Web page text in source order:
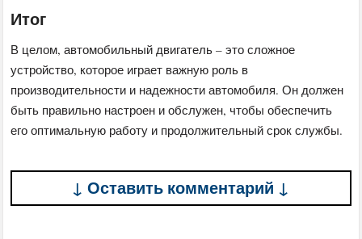
Итог
В целом, автомобильный двигатель – это сложное
устройство, которое играет важную роль в
производительности и надежности автомобиля. Он должен
быть правильно настроен и обслужен, чтобы обеспечить
его оптимальную работу и продолжительный срок службы.
↓ Оставить комментарий ↓